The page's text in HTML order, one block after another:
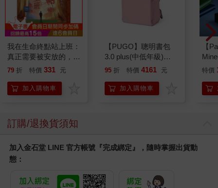
我在生命終點站上班：
真正需要被安放的，其
實是留下來的人
79 折 特價 331 元
加入購物車
【PUGO】聰明書包
3.0 plus(中低年級)藕
粉 全新進化玩美上市
95 折 特價 4161 元
加入購物車
【
特價
訂購/退換貨須知
加入金石堂 LINE 官方帳號『完成綁定』，隨時掌握出貨動
態：